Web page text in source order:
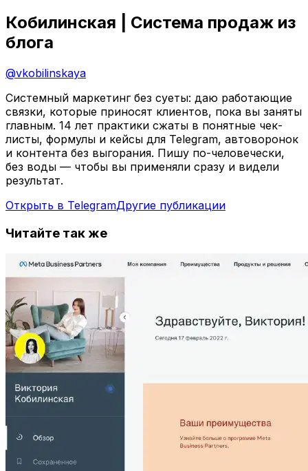
Кобилинская | Система продаж из
блога
@vkobilinskaya
Системный маркетинг без суеты: даю работающие
связки, которые приносят клиентов, пока вы заняты
главным. 14 лет практики сжаты в понятные чек-
листы, формулы и кейсы для Telegram, автоворонок
и контента без выгорания. Пишу по-человечески,
без воды — чтобы вы применяли сразу и видели
результат.
Открыть в TelegramДругие публикации
Читайте так же